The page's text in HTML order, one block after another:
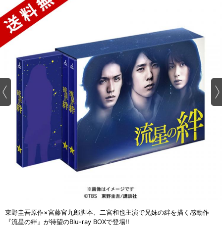
東野圭吾原作×宮藤官九郎脚本、二宮和也主演で兄妹の絆を描く感動作
『流星の絆』が待望のBlu-ray BOXで登場!!